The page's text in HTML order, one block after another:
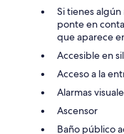
Si tienes
ponte en
que aparece
Accesible en
Acceso a la
Alarmas
Ascensor
Baño público